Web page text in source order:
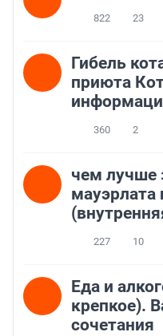
822 23
Гибель
приюта
360 2
чем лучше
мауэрлата
227 10
Еда и
крепкое).
сочетания